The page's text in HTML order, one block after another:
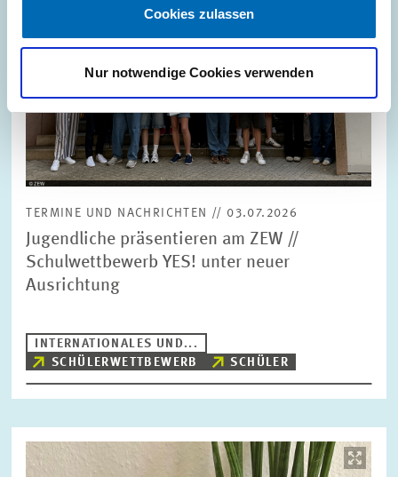
Cookies zulassen
Nur notwendige Cookies verwenden
TERMINE UND NACHRICHTEN // 03.07.2026
Jugendliche präsentieren am ZEW //
Schulwettbewerb YES! unter neuer
Ausrichtung
INTERNATIONALES UND...
SCHÜLERWETTBEWERB
SCHÜLER
Bild
öffnet